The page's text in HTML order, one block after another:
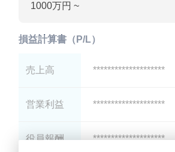
1000万円 ~
損益計算書（P/L）
売上高 ********************
営業利益 ********************
役員報酬 ********************